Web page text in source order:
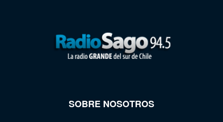
SOBRE NOSOTROS